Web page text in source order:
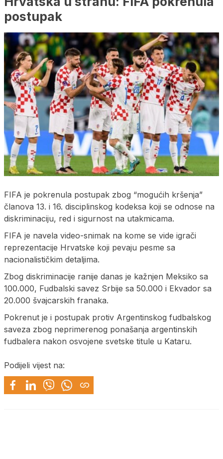
postupak
FIFA je pokrenula postupak zbog “mogućih kršenja”
članova 13. i 16. disciplinskog kodeksa koji se odnose na
diskriminaciju, red i sigurnost na utakmicama.
FIFA je navela video-snimak na kome se vide igrači
reprezentacije Hrvatske koji pevaju pesme sa
nacionalističkim detaljima.
Zbog diskriminacije ranije danas je kažnjen Meksiko sa
100.000, Fudbalski savez Srbije sa 50.000 i Ekvador sa
20.000 švajcarskih franaka.
Pokrenut je i postupak protiv Argentinskog fudbalskog
saveza zbog neprimerenog ponašanja argentinskih
fudbalera nakon osvojene svetske titule u Kataru.
Podijeli vijest na: